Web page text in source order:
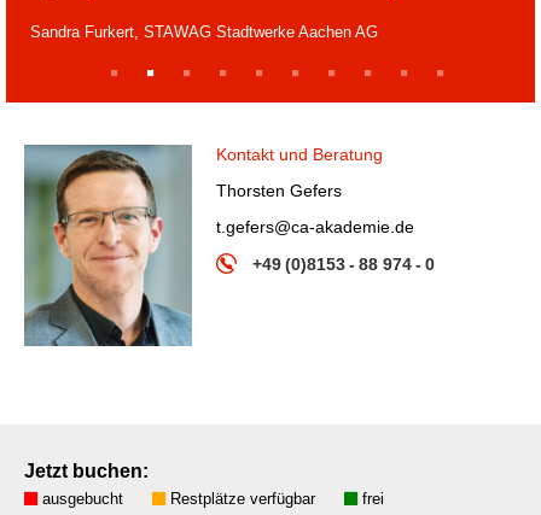
Sandra Furkert, STAWAG Stadtwerke Aachen AG
1 2 3 4 5 6 7 8 9 10
Kontakt und Beratung
Thorsten Gefers
t.gefers@ca-akademie.de
+49 (0)8153 - 88 974 - 0
Jetzt buchen:
ausgebucht Restplätze verfügbar frei